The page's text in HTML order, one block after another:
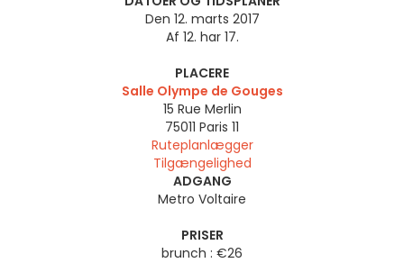
Den 12. marts 2017
Af 12. har 17.
PLACERE
Salle Olympe de Gouges
15 Rue Merlin
75011 Paris 11
Ruteplanlægger
Tilgængelighed
ADGANG
Metro Voltaire
PRISER
brunch : €26